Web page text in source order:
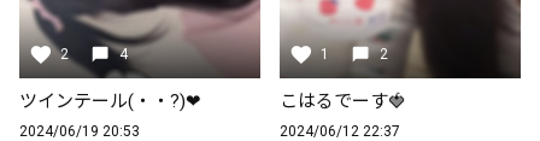
2 4
ツインテール(・・?)❤︎
2024/06/19 20:53
1 2
こはるでーす🍓
2024/06/12 22:37